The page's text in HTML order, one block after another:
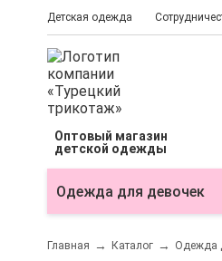
Детская одежда
Оптовый магазин
детской одежды
Одежда для девочек
Главная Каталог Одежда